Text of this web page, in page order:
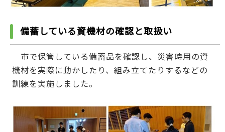
備蓄している資機材の確認と取扱い
市で保管している備蓄品を確認し、災害時用の資
機材を実際に動かしたり、組み立てたりするなどの
訓練を実施しました。